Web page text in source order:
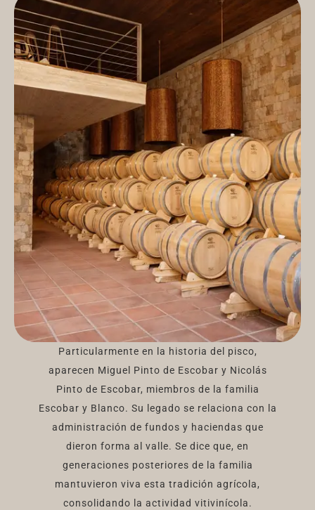
Particularmente en la historia del pisco,
aparecen Miguel Pinto de Escobar y Nicolás
Pinto de Escobar, miembros de la familia
Escobar y Blanco. Su legado se relaciona con la
administración de fundos y haciendas que
dieron forma al valle. Se dice que, en
generaciones posteriores de la familia
mantuvieron viva esta tradición agrícola,
consolidando la actividad vitivinícola.